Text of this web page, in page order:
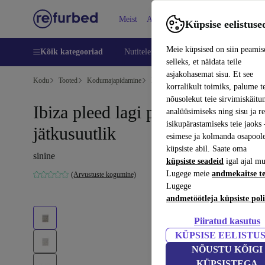
Küpsise
Meie küpsised on siin
selleks, et näidata teile
asjakohasemat sisu. Et see
korralikult toimiks, palume
nõusolekut teie
analüüsimiseks ning sisu ja
isikupärastamiseks teie
esimese ja kolmanda
küpsiste abil. Saate oma
küpsiste seadeid igal ajal
Lugege meie andmekaitse
Lugege
andmetöötleja küpsiste
Piiratud kasutus
KÜPSISE
NÕUSTU KÕIGI
Meist Abi
Kõik kategooriad Nutitelefoni Sülearvutid
Kodu Tooted Kodumajapidamine Mööbel
Ibiza pleed lagi puuvill
jätkusuutlik
sinine
(Arvustuste kogumine)